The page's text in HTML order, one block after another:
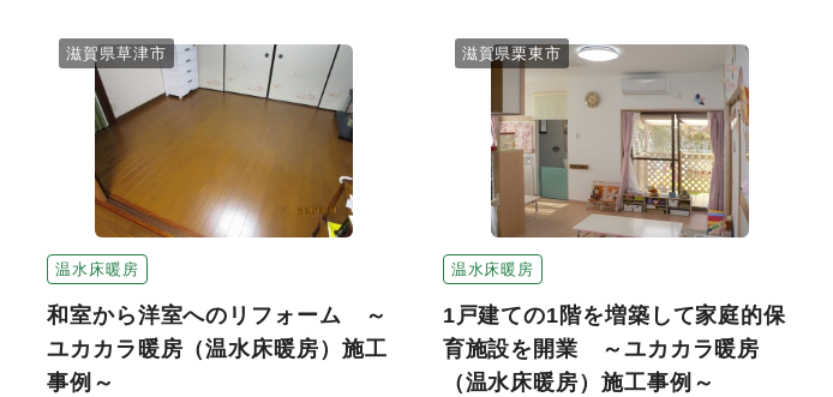
温水床暖房
滋賀県草津市
和室から洋室へのリフォーム ～
ユカカラ暖房（温水床暖房）施工
事例～
温水床暖房
滋賀県栗東市
1戸建ての1階を増築して家庭的保
育施設を開業 ～ユカカラ暖房
（温水床暖房）施工事例～